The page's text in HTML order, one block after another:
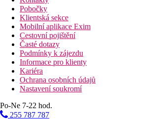
Pobočky
Klientská sekce
Mobilní aplikace Exim
Cestovní pojištění
Časté dotazy
Podmínky k zájezdu
Informace pro klienty
Kariéra
Ochrana osobních údajů
Nastavení soukromí
Po-Ne 7-22 hod.
255 787 787